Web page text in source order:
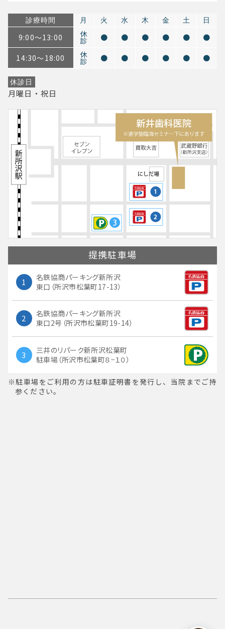
診療時間 月 火 水 木 金 土 日
9:00～13:00 休
診 ● ● ● ● ● ●
14:30～18:00 休
診 ● ● ● ● ● ●
休診日
月曜日・祝日
提携駐車場
1
名鉄協商パーキング新所沢
東口（所沢市松葉町17-13）
2
名鉄協商パーキング新所沢
東口2号（所沢市松葉町19-14）
3
三井のリパーク新所沢松葉町
駐車場（所沢市松葉町８−１０）
駐車場をご利用の方は駐車証明書を発行し、当院までご持
参ください。